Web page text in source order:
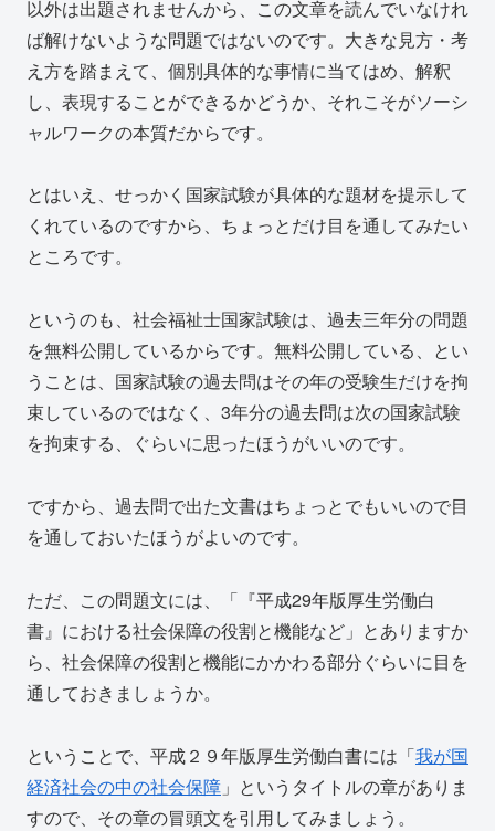
以外は出題されませんから、この文章を読んでいなけれ
ば解けないような問題ではないのです。大きな見方・考
え方を踏まえて、個別具体的な事情に当てはめ、解釈
し、表現することができるかどうか、それこそがソーシ
ャルワークの本質だからです。
とはいえ、せっかく国家試験が具体的な題材を提示して
くれているのですから、ちょっとだけ目を通してみたい
ところです。
というのも、社会福祉士国家試験は、過去三年分の問題
を無料公開しているからです。無料公開している、とい
うことは、国家試験の過去問はその年の受験生だけを拘
束しているのではなく、3年分の過去問は次の国家試験
を拘束する、ぐらいに思ったほうがいいのです。
ですから、過去問で出た文書はちょっとでもいいので目
を通しておいたほうがよいのです。
ただ、この問題文には、「『平成29年版厚生労働白
書』における社会保障の役割と機能など」とありますか
ら、社会保障の役割と機能にかかわる部分ぐらいに目を
通しておきましょうか。
ということで、平成２９年版厚生労働白書には「我が国
経済社会の中の社会保障 」というタイトルの章がありま
すので、その章の冒頭文を引用してみましょう。